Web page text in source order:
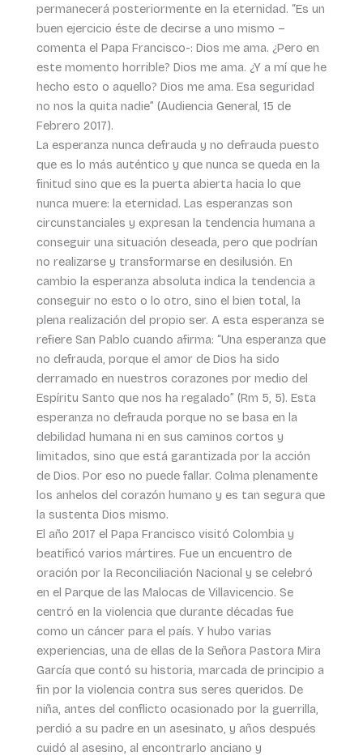
permanecerá posteriormente en la eternidad. “Es un
buen ejercicio éste de decirse a uno mismo –
comenta el Papa Francisco-: Dios me ama. ¿Pero en
este momento horrible? Dios me ama. ¿Y a mí que he
hecho esto o aquello? Dios me ama. Esa seguridad
no nos la quita nadie” (Audiencia General, 15 de
Febrero 2017).
La esperanza nunca defrauda y no defrauda puesto
que es lo más auténtico y que nunca se queda en la
finitud sino que es la puerta abierta hacia lo que
nunca muere: la eternidad. Las esperanzas son
circunstanciales y expresan la tendencia humana a
conseguir una situación deseada, pero que podrían
no realizarse y transformarse en desilusión. En
cambio la esperanza absoluta indica la tendencia a
conseguir no esto o lo otro, sino el bien total, la
plena realización del propio ser. A esta esperanza se
refiere San Pablo cuando afirma: “Una esperanza que
no defrauda, porque el amor de Dios ha sido
derramado en nuestros corazones por medio del
Espíritu Santo que nos ha regalado” (Rm 5, 5). Esta
esperanza no defrauda porque no se basa en la
debilidad humana ni en sus caminos cortos y
limitados, sino que está garantizada por la acción
de Dios. Por eso no puede fallar. Colma plenamente
los anhelos del corazón humano y es tan segura que
la sustenta Dios mismo.
El año 2017 el Papa Francisco visitó Colombia y
beatificó varios mártires. Fue un encuentro de
oración por la Reconciliación Nacional y se celebró
en el Parque de las Malocas de Villavicencio. Se
centró en la violencia que durante décadas fue
como un cáncer para el país. Y hubo varias
experiencias, una de ellas de la Señora Pastora Mira
García que contó su historia, marcada de principio a
fin por la violencia contra sus seres queridos. De
niña, antes del conflicto ocasionado por la guerrilla,
perdió a su padre en un asesinato, y años después
cuidó al asesino, al encontrarlo anciano y